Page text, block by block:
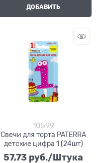
ДОБАВИТЬ
10599
Свечи для торта PATERRA
детские цифра 1 (24шт)
57,73 руб./Штука